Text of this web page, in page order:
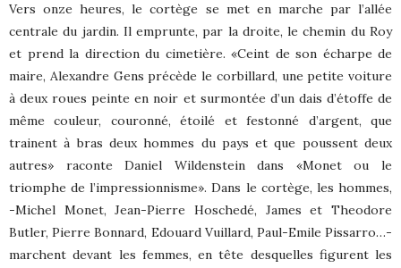
Vers onze heures, le cortège se met en marche par l’allée
centrale du jardin. Il emprunte, par la droite, le chemin du Roy
et prend la direction du cimetière. «Ceint de son écharpe de
maire, Alexandre Gens précède le corbillard, une petite voiture
à deux roues peinte en noir et surmontée d’un dais d’étoffe de
même couleur, couronné, étoilé et festonné d’argent, que
trainent à bras deux hommes du pays et que poussent deux
autres» raconte Daniel Wildenstein dans «Monet ou le
triomphe de l’impressionnisme». Dans le cortège, les hommes,
-Michel Monet, Jean-Pierre Hoschedé, James et Theodore
Butler, Pierre Bonnard, Edouard Vuillard, Paul-Emile Pissarro…-
marchent devant les femmes, en tête desquelles figurent les